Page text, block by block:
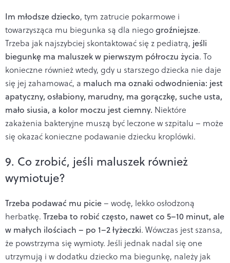
Im młodsze dziecko, tym zatrucie pokarmowe i
towarzysząca mu biegunka są dla niegogroźniejsze.
Trzeba jak najszybciej skontaktować się z pediatrą, jeśli
biegunkę ma maluszek w pierwszym półroczu życia. To
konieczne również wtedy, gdy u starszego dziecka nie daje
się jej zahamować, a maluch ma oznaki odwodnienia: jest
apatyczny, osłabiony, marudny, ma gorączkę, suche usta,
mało siusia, a kolor moczu jest ciemny. Niektóre
zakażenia bakteryjne muszą być leczone w szpitalu – może
się okazać konieczne podawanie dziecku kroplówki.
9. Co zrobić, jeśli maluszek również
wymiotuje?
Trzeba podawać mu picie– wodę, lekko osłodzoną
herbatkę. Trzeba to robić często, nawet co 5–10 minut, ale
w małych ilościach – po 1–2 łyżeczki. Wówczas jest szansa,
że powstrzyma się wymioty. Jeśli jednak nadal się one
utrzymują i w dodatku dziecko ma biegunkę, należy jak